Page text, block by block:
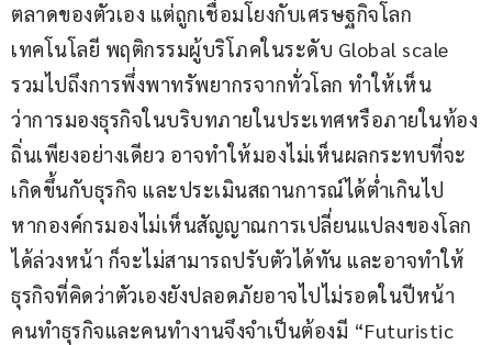
ตลาดของตัวเอง แต่ถูกเชื่อมโยงกับเศรษฐกิจโลก
เทคโนโลยี พฤติกรรมผู้บริโภคในระดับ Global scale
รวมไปถึงการพึ่งพาทรัพยากรจากทั่วโลก ทำให้เห็น
ว่าการมองธุรกิจในบริบทภายในประเทศหรือภายในท้อง
ถิ่นเพียงอย่างเดียว อาจทำให้มองไม่เห็นผลกระทบที่จะ
เกิดขึ้นกับธุรกิจ และประเมินสถานการณ์ได้ต่ำเกินไป
หากองค์กรมองไม่เห็นสัญญาณการเปลี่ยนแปลงของโลก
ได้ล่วงหน้า ก็จะไม่สามารถปรับตัวได้ทัน และอาจทำให้
ธุรกิจที่คิดว่าตัวเองยังปลอดภัยอาจไปไม่รอดในปีหน้า
คนทำธุรกิจและคนทำงานจึงจำเป็นต้องมี “Futuristic